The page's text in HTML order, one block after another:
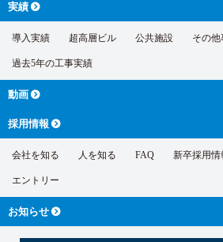
実績
導入実績 超高層ビル 公共施設 その
過去5年の工事実績
動画
採用情報
会社を知る 人を知る FAQ 新卒採用情
エントリー
お知らせ